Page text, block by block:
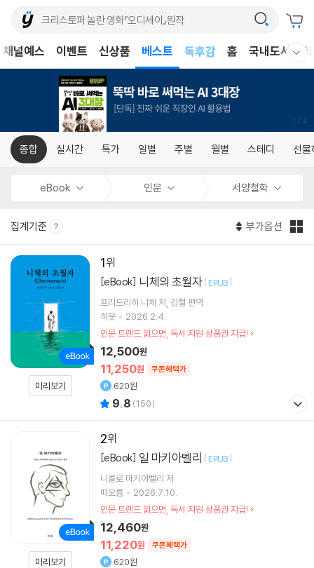
채널예스 이벤트 신상품 베스트
독후감
어린이
홈 국내도서
1 / 4
종합 실시간 특가 일별 주별 월별 스테디 선물
eBook 인문 서양철학
집계기준 부가옵션
1
미리보기
[eBook] 니체의 초월자 [ EPUB]
프리드리히 니체 저 김철 편역
히읏
2026.2.4.
인문 트렌드 읽으면, 독서 지원 상품권 지급!
11,250원 쿠폰혜택가
12,500원
620원
9.8 (150)
2
미리보기
[eBook] 일 마키아벨리 [ EPUB]
니콜로 마키아벨리 저
떠오름
2026.7.10.
인문 트렌드 읽으면, 독서 지원 상품권 지급!
11,220원 쿠폰혜택가
12,460원
620원